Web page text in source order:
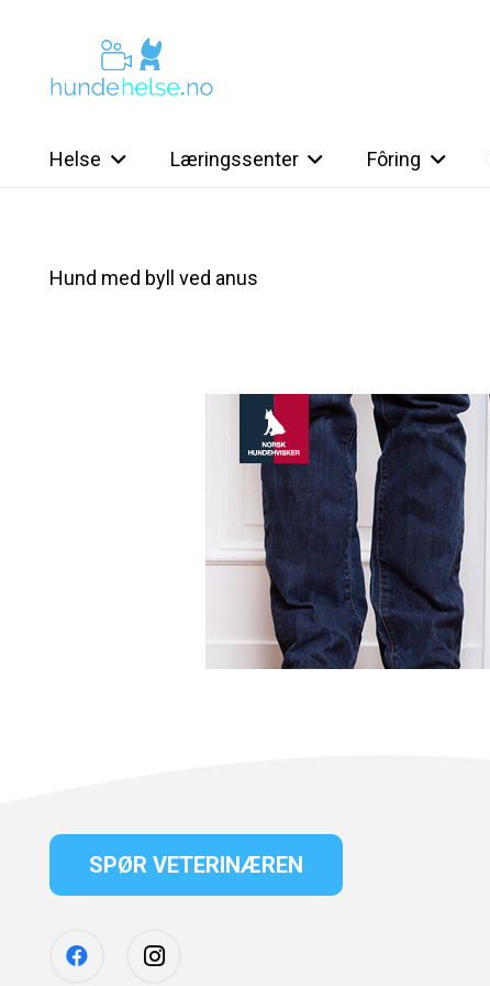
Helse Læringssenter Fôring
Hund med byll ved anus
SPØR VETERINÆREN